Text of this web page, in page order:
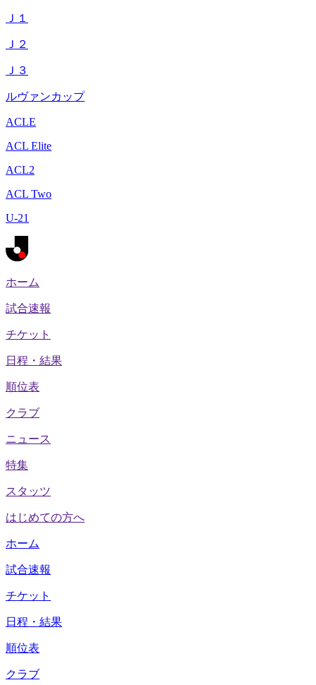
Ｊ１
Ｊ２
Ｊ３
ルヴァンカップ
ACLE
ACL Elite
ACL2
ACL Two
U-21
ホーム
試合速報
チケット
日程・結果
順位表
クラブ
ニュース
特集
スタッツ
はじめての方へ
ホーム
試合速報
チケット
日程・結果
順位表
クラブ